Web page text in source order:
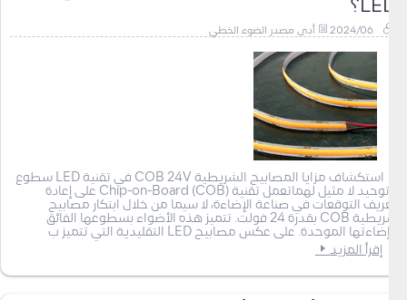
LED؟
2024/06 أدى مصدر الضوء الخطي
استكشاف مزايا المصابيح الشريطية COB 24V في تقنية LED سطوع
وتوحيد لا مثيل لهماتعمل تقنية Chip-on-Board (COB) على إعادة
تعريف التوقعات في صناعة الإضاءة، لا سيما من خلال ابتكار مصابيح
شريطية COB بقدرة 24 فولت. تتميز هذه الأضواء بسطوعها الفائق
وإضاءتها الموحدة. على عكس مصابيح LED التقليدية التي تتميز ب
إقرأ المزيد